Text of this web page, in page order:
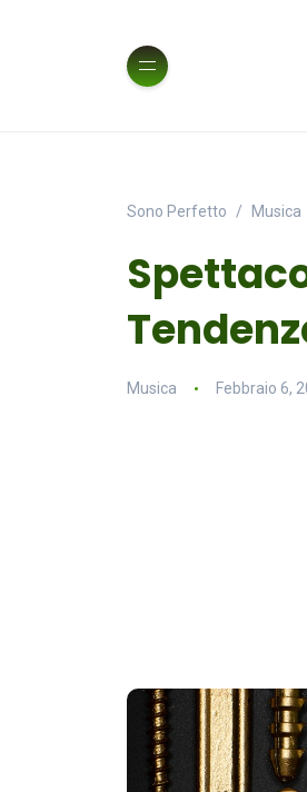
Sono Perfetto Musica
Musica Febbraio 6,